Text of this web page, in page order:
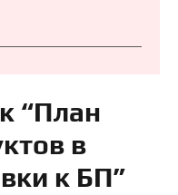
“План
в
к БП”